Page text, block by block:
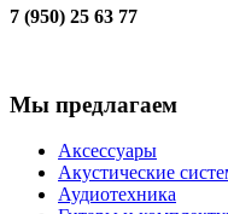
7 (950) 25 63 77
Мы предлагаем
Аксессуары
Акустические
Аудиотехника